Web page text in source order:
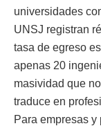
universidades
UNSJ registran
tasa de egreso
apenas 20
masividad que
traduce en
Para empresas